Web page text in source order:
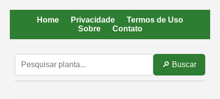
Home Privacidade
Termos de Uso
Sobre
Contato
🔎 Buscar